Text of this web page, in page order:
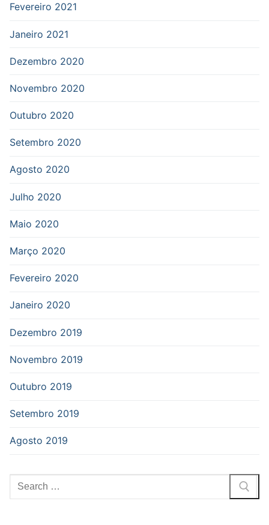
Fevereiro 2021
Janeiro 2021
Dezembro 2020
Novembro 2020
Outubro 2020
Setembro 2020
Agosto 2020
Julho 2020
Maio 2020
Março 2020
Fevereiro 2020
Janeiro 2020
Dezembro 2019
Novembro 2019
Outubro 2019
Setembro 2019
Agosto 2019
Pesquisar